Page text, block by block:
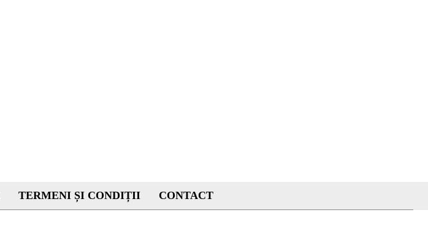
TERMENI ȘI CONDIȚII CONTACT